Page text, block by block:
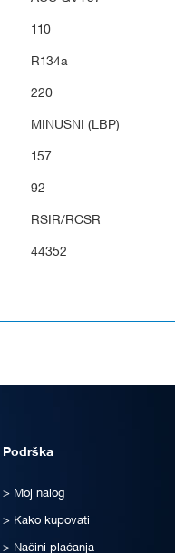
110
R134a
220
MINUSNI (LBP)
157
92
RSIR/RCSR
44352
Podrška
Moj nalog
Kako kupovati
Načini plaćanja